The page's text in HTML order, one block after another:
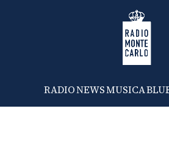
Radio
RADIONEWSMUSICA